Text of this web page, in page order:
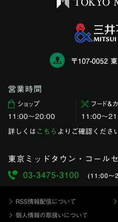
〒107-0052
営業時間
ショップ
11:00〜20:00
フード＆
11:00～
詳しくは こちら よりご確認くださ
東京ミッドタウン・コール
03-3475-3100
(11:00〜
RSS情報配信について
個人情報の取扱いについて